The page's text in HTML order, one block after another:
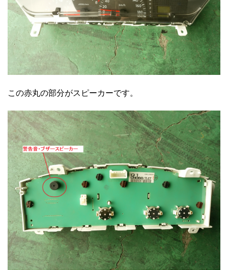
この赤丸の部分がスピーカーです。